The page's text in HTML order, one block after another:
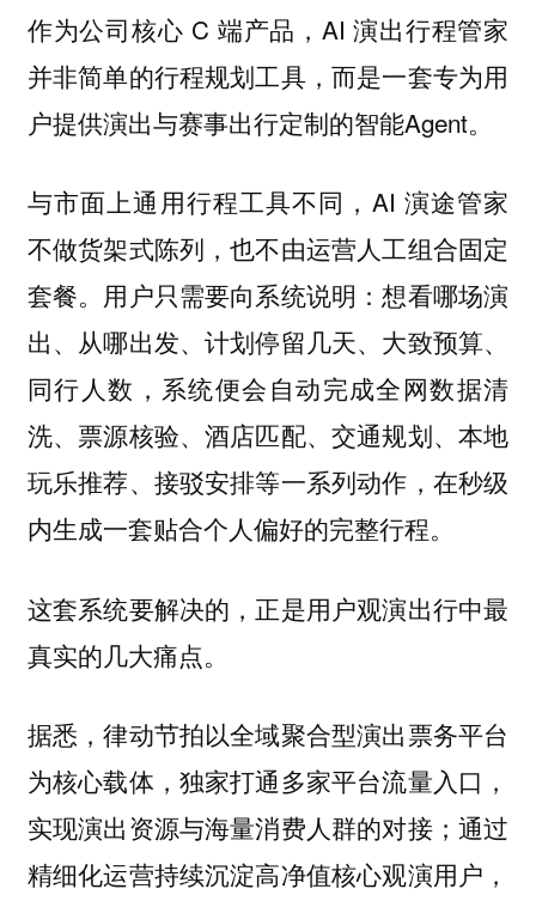
作为公司核心 C 端产品，AI 演出行程管家
并非简单的行程规划工具，而是一套专为用
户提供演出与赛事出行定制的智能Agent。
与市面上通用行程工具不同，AI 演途管家
不做货架式陈列，也不由运营人工组合固定
套餐。用户只需要向系统说明：想看哪场演
出、从哪出发、计划停留几天、大致预算、
同行人数，系统便会自动完成全网数据清
洗、票源核验、酒店匹配、交通规划、本地
玩乐推荐、接驳安排等一系列动作，在秒级
内生成一套贴合个人偏好的完整行程。
这套系统要解决的，正是用户观演出行中最
真实的几大痛点。
据悉，律动节拍以全域聚合型演出票务平台
为核心载体，独家打通多家平台流量入口，
实现演出资源与海量消费人群的对接；通过
精细化运营持续沉淀高净值核心观演用户，